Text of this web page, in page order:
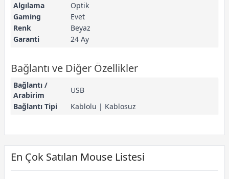
Algılama
Optik
Gaming
Evet
Renk
Beyaz
Garanti
24 Ay
Bağlantı ve Diğer Özellikler
Bağlantı /
Arabirim
USB
Bağlantı Tipi
Kablolu | Kablosuz
En Çok Satılan Mouse Listesi